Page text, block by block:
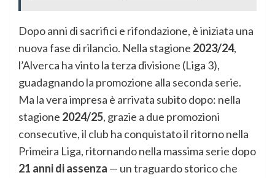
Dopo anni di sacrifici e rifondazione, è iniziata una
nuova fase di rilancio. Nella stagione 2023/24,
l’Alverca ha vinto la terza divisione (Liga 3),
guadagnando la promozione alla seconda serie.
Ma la vera impresa è arrivata subito dopo: nella
stagione 2024/25, grazie a due promozioni
consecutive, il club ha conquistato il ritorno nella
Primeira Liga, ritornando nella massima serie dopo
21 anni di assenza — un traguardo storico che